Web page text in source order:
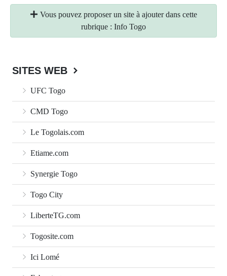
Vous pouvez proposer un site à ajouter dans cette
rubrique : Info Togo
SITES WEB
UFC Togo
CMD Togo
Le Togolais.com
Etiame.com
Synergie Togo
Togo City
LiberteTG.com
Togosite.com
Ici Lomé